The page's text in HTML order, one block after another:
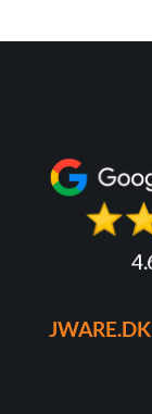
JWARE.DK